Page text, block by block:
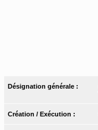
Désignation générale :
Création / Exécution :